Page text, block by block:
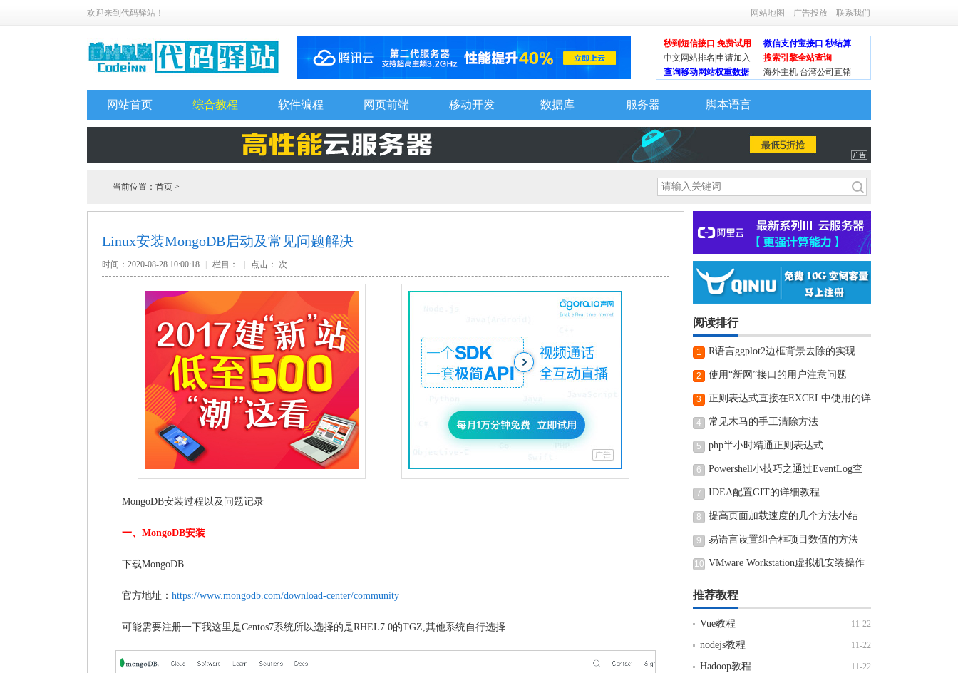
欢迎来到代码驿站！ 网站地图 广告投放 联系我们
秒到短信接口 免费试用
微信支付宝接口 秒结算
中文网站排名|申请加入
搜索引擎全站查询
查询移动网站权重数据
海外主机 台湾公司直销
网站首页 综合教程 软件编程 网页前端 移动开发 数据库 服务器 脚本语言
当前位置： 首页 >
Linux安装MongoDB启动及常见问题解决
时间：2020-08-28 10:00:18 栏目： 点击： 次
MongoDB安装过程以及问题记录
一、MongoDB安装
下载MongoDB
官方地址： https://www.mongodb.com/download-center/community
可能需要注册一下我这里是Centos7系统所以选择的是RHEL7.0的TGZ,其他系统自行选择
阅读排行
1 R语言ggplot2边框背景去除的实现
2 使用“新网”接口的用户注意问题
3
正则表达式直接在EXCEL中使用的详
细步骤
4 常见木马的手工清除方法
5 php半小时精通正则表达式
6
Powershell小技巧之通过EventLog查
看近期电脑开机和关机时间
7 IDEA配置GIT的详细教程
8 提高页面加载速度的几个方法小结
9 易语言设置组合框项目数值的方法
10 VMware Workstation虚拟机安装操作
推荐教程
11-22
Vue教程
11-22
nodejs教程
11-22
Hadoop教程